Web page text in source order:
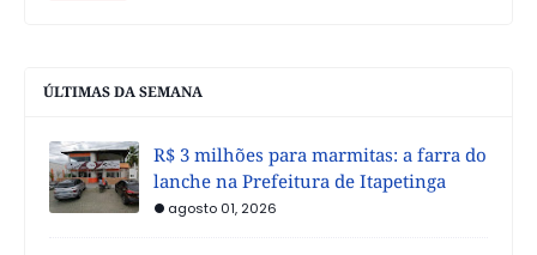
ÚLTIMAS DA SEMANA
R$ 3 milhões para marmitas: a farra do
lanche na Prefeitura de Itapetinga
agosto 01, 2026